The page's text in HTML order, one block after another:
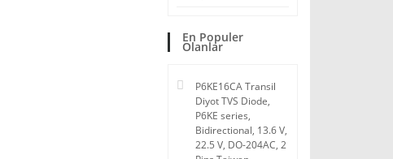
En Populer
Olanlar
P6KE16CA Transil
Diyot TVS Diode,
P6KE series,
Bidirectional, 13.6 V,
22.5 V, DO-204AC, 2